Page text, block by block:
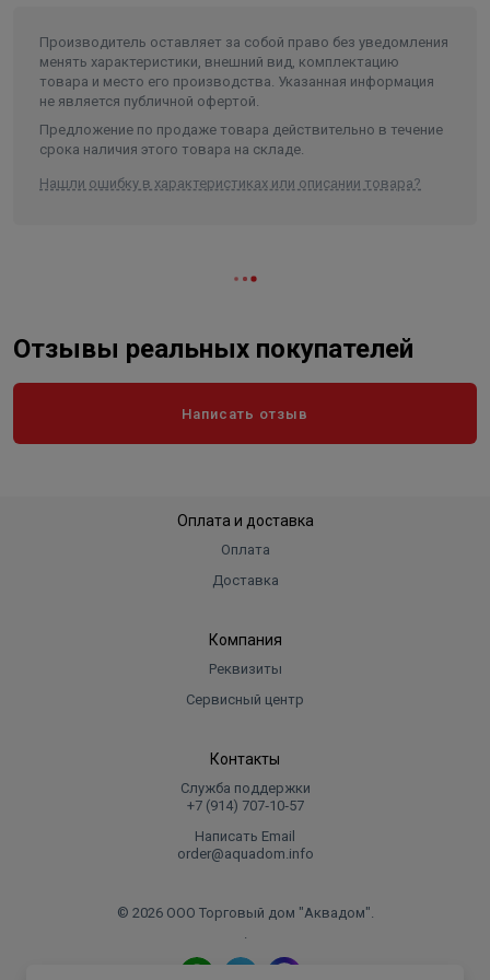
Производитель оставляет за собой право без уведомления
менять характеристики, внешний вид, комплектацию
товара и место его производства. Указанная информация
не является публичной офертой.
Предложение по продаже товара действительно в течение
срока наличия этого товара на складе.
Нашли ошибку в характеристиках или описании товара?
Отзывы реальных покупателей
Написать отзыв
Оплата и доставка
Оплата
Доставка
Компания
Реквизиты
Сервисный центр
Контакты
Служба поддержки
+7 (914) 707‑10‑57
Написать Email
order@aquadom.info
© 2026 ООО Торговый дом "Аквадом".
.